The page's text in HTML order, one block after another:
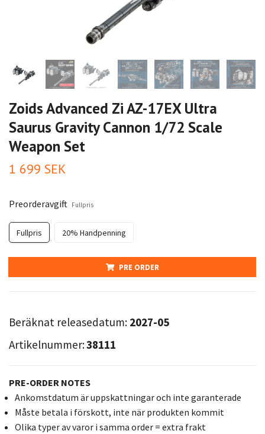
Zoids Advanced Zi AZ-17EX Ultra
Saurus Gravity Cannon 1/72 Scale
Weapon Set
1 699 SEK
Preorderavgift Fullpris
Fullpris 20% Handpenning
PRE ORDER
Beräknat releasedatum: 2027-05
Artikelnummer:38111
PRE-ORDER NOTES
Ankomstdatum är uppskattningar och inte garanterade
Måste betala i förskott, inte när produkten kommit
Olika typer av varor i samma order = extra frakt